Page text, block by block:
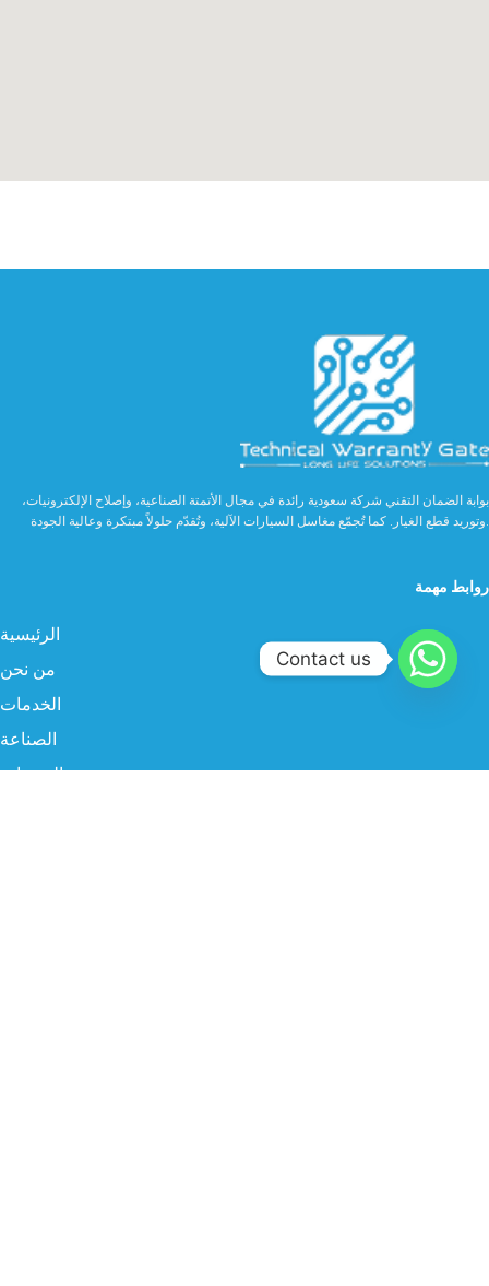
بوابة الضمان التقني شركة سعودية رائدة في مجال الأتمتة الصناعية، وإصلاح الإلكترونيات،
وتوريد قطع الغيار. كما تُجمّع مغاسل السيارات الآلية، وتُقدّم حلولاً مبتكرة وعالية الجودة.
روابط مهمة
الرئيسية
من نحن
الخدمات
الصناعة
المنتجات
Contact us